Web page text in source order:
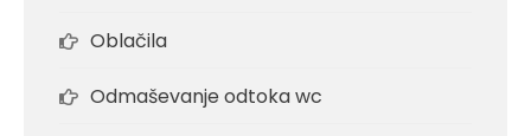
Oblačila
Odmaševanje odtoka wc